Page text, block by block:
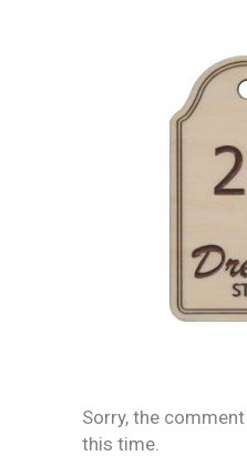
Sorry, the
this time.